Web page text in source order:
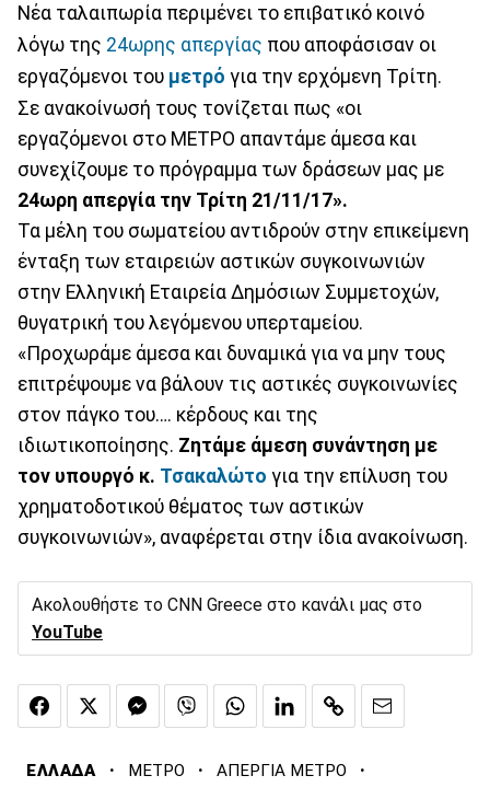
Νέα ταλαιπωρία περιμένει το επιβατικό κοινό
λόγω της 24ωρης απεργίας που αποφάσισαν οι
εργαζόμενοι του μετρό για την ερχόμενη Τρίτη.
Σε ανακοίνωσή τους τονίζεται πως «οι
εργαζόμενοι στο ΜΕΤΡΟ απαντάμε άμεσα και
συνεχίζουμε το πρόγραμμα των δράσεων μας με
24ωρη απεργία την Τρίτη 21/11/17».
Τα μέλη του σωματείου αντιδρούν στην επικείμενη
ένταξη των εταιρειών αστικών συγκοινωνιών
στην Ελληνική Εταιρεία Δημόσιων Συμμετοχών,
θυγατρική του λεγόμενου υπερταμείου.
«Προχωράμε άμεσα και δυναμικά για να μην τους
επιτρέψουμε να βάλουν τις αστικές συγκοινωνίες
στον πάγκο του…. κέρδους και της
ιδιωτικοποίησης. Ζητάμε άμεση συνάντηση με
τον υπουργό κ. Τσακαλώτο για την επίλυση του
χρηματοδοτικού θέματος των αστικών
συγκοινωνιών», αναφέρεται στην ίδια ανακοίνωση.
Ακολουθήστε το CNN Greece στο κανάλι μας στο
YouTube
ΕΛΛΑΔΑ · ΜΕΤΡΟ · ΑΠΕΡΓΙΑ ΜΕΤΡΟ ·